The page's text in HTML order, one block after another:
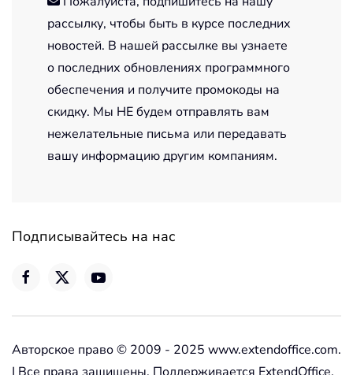
рассылку, чтобы быть в курсе последних
новостей. В нашей рассылке вы узнаете
о последних обновлениях программного
обеспечения и получите промокоды на
скидку. Мы НЕ будем отправлять вам
нежелательные письма или передавать
вашу информацию другим компаниям.
Подписывайтесь на нас
Авторское право © 2009 - 2025 www.extendoffice.com.